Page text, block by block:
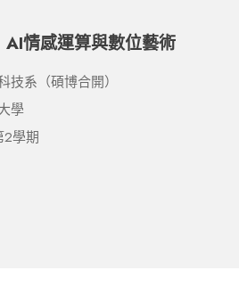
AI情感運算與數位藝術
技系（碩博合開）
學
2學期